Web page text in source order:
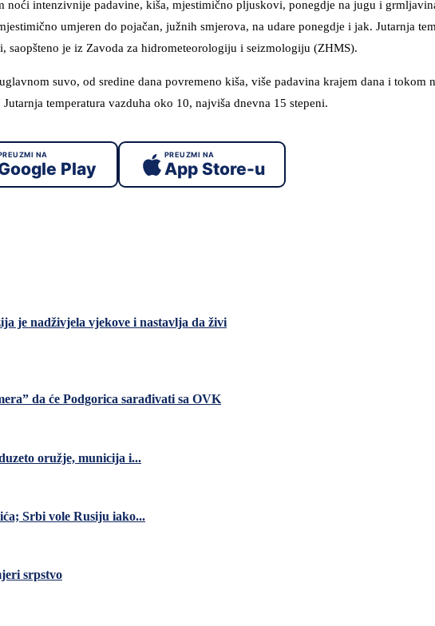
noći intenzivnije padavine, kiša, mjestimično pljuskovi, ponegdje na jugu i
umjeren do pojačan, južnih smjerova, na udare ponegdje i jak. Jutarnja
saopšteno je iz Zavoda za hidrometeorologiju i seizmologiju (ZHMS).
suvo, od sredine dana povremeno kiša, više padavina krajem dana i tokom
temperatura vazduha oko 10, najviša dnevna 15 stepeni.
NA
Play
PREUZMI NA
App Store-u
je nadživjela vjekove i nastavlja da živi
da će Podgorica sarađivati sa OVK
oružje, municija i...
Srbi vole Rusiju iako...
srpstvo